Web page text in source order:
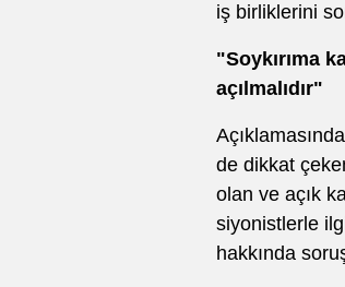
iş birliklerini
"Soykırıma
açılmalıdır"
de dikkat
olan ve açık
siyonistlerle
hakkında